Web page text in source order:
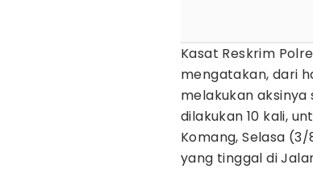
Kasat Reskrim
mengatakan, dari
melakukan aksinya
dilakukan 10 kali,
Komang, Selasa
yang tinggal di